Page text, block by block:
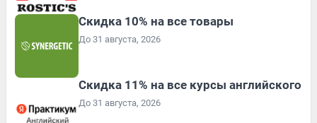
Скидка 10% на все товары
До 31 августа, 2026
Скидка 11% на все курсы английского
До 31 августа, 2026